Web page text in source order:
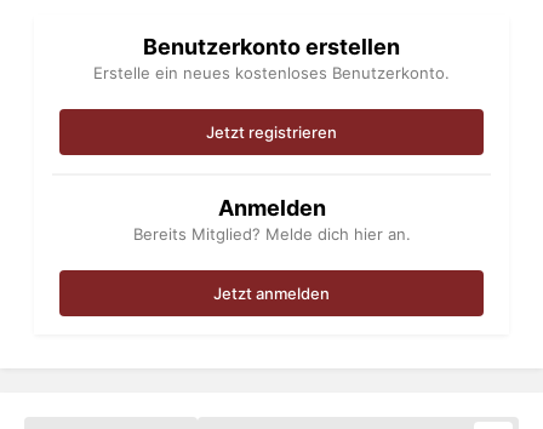
Benutzerkonto erstellen
Erstelle ein neues kostenloses Benutzerkonto.
Jetzt registrieren
Anmelden
Bereits Mitglied? Melde dich hier an.
Jetzt anmelden